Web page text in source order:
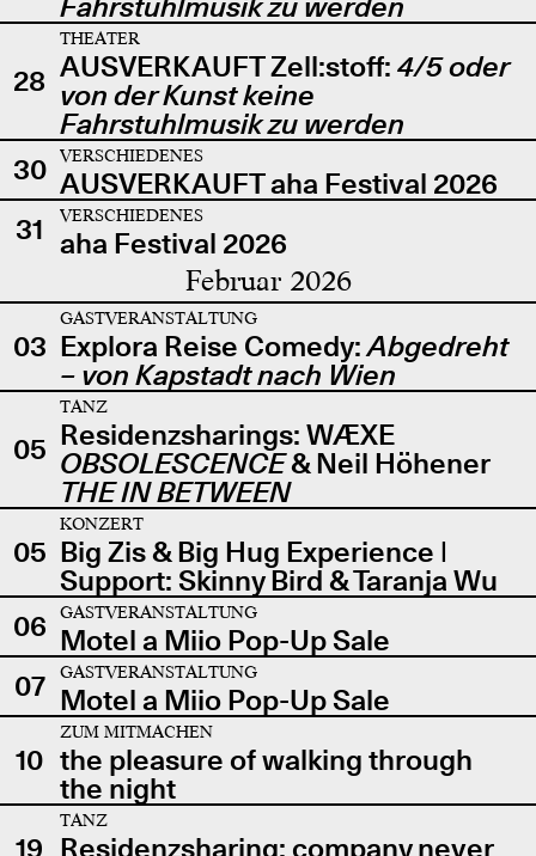
28
THEATER
AUSVERKAUFT Zell:stoff: 4/5 oder
von der Kunst keine
Fahrstuhlmusik zu werden
30
VERSCHIEDENES
AUSVERKAUFT aha Festival 2026
31
VERSCHIEDENES
aha Festival 2026
Februar 2026
03
GASTVERANSTALTUNG
Explora Reise Comedy:Abgedreht
– von Kapstadt nach Wien
05
TANZ
Residenzsharings: WÆXE
OBSOLESCENCE& Neil Höhener
THE IN BETWEEN
05
KONZERT
Big Zis & Big Hug Experience |
Support: Skinny Bird & Taranja Wu
06
GASTVERANSTALTUNG
Motel a Miio Pop-Up Sale
07
GASTVERANSTALTUNG
Motel a Miio Pop-Up Sale
10
ZUM MITMACHEN
the pleasure of walking through
the night
19
TANZ
Residenzsharing: company never